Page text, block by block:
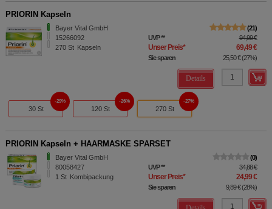
PRIORIN Kapseln
Bayer Vital GmbH
15266092
270 St Kapseln
21
UVP** 94,99 €
Unser Preis* 69,49 €
Sie sparen 25,50 €(27%)
Details
30 St
29%
120 St
26%
270 St
27%
PRIORIN Kapseln + HAARMASKE SPARSET
Bayer Vital GmbH
80058427
1 St Kombipackung
0
UVP** 34,88 €
Unser Preis* 24,99 €
Sie sparen 9,89 €(28%)